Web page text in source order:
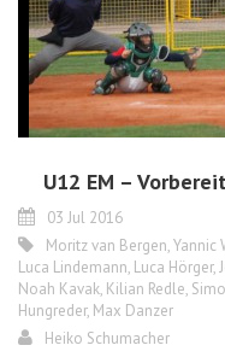
U12 EM –
03 Jul 2016
Moritz van Bergen,Yannic
Luca Lindemann, Luca Hörger,
Noah Kavak, Kilian Redle,
Hungreder, Max Danzer
Heiko Schumacher